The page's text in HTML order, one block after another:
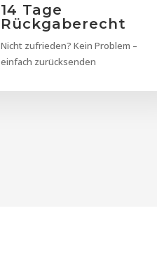
14 Tage
Rückgaberecht
Nicht zufrieden? Kein Problem –
einfach zurücksenden